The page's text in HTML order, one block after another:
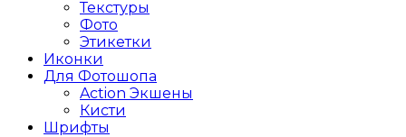
Текстуры
Фото
Этикетки
Иконки
Для Фотошопа
Action Экшены
Кисти
Шрифты